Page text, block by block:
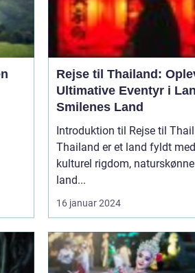
Rejse til Thailand:
Ultimative Eventyr i
Smilenes Land
Introduktion til Rejse til
Thailand er et land fyldt med
kulturel rigdom, naturskønne
land...
16 januar 2024